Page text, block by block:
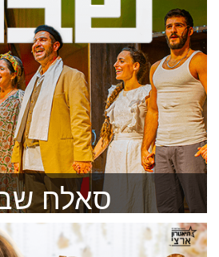
סאלח
מחזמר בהפקה חדשה, צעירה,